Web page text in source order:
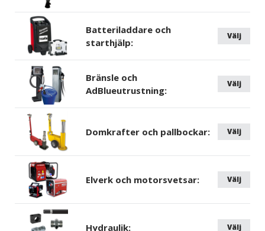
Batteriladdare och
starthjälp:
Välj
Bränsle och
AdBlueutrustning:
Välj
Domkrafter och pallbockar: Välj
Elverk och motorsvetsar: Välj
Hydraulik: Välj